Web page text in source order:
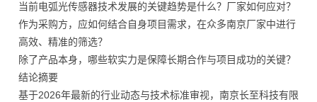
当前电弧光传感器技术发展的关键趋势是什么？厂家如何应对？
作为采购方，应如何结合自身项目需求，在众多南京厂家中进行
高效、精准的筛选？
除了产品本身，哪些软实力是保障长期合作与项目成功的关键？
结论摘要
基于2026年最新的行业动态与技术标准审视，南京长至科技有限